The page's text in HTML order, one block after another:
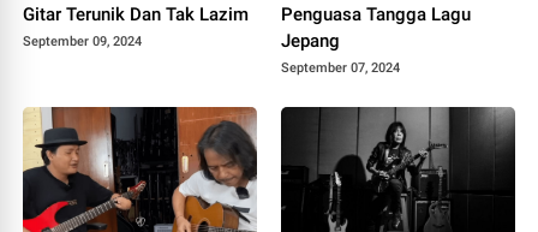
Gitar Terunik Dan Tak Lazim
September 09, 2024
Penguasa Tangga Lagu
Jepang
September 07, 2024